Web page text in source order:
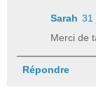
Sarah 31
Merci de
Répondre